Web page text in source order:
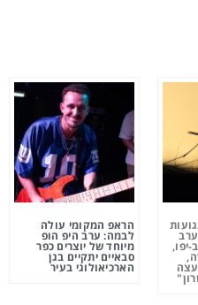
יפו,
הראפ המקומי עולה
לבמה: ערב היפ הופ
מיוחד של יוצרים כפר
סבאיים יתקיים בגן
הארכיאולוגי בעיר